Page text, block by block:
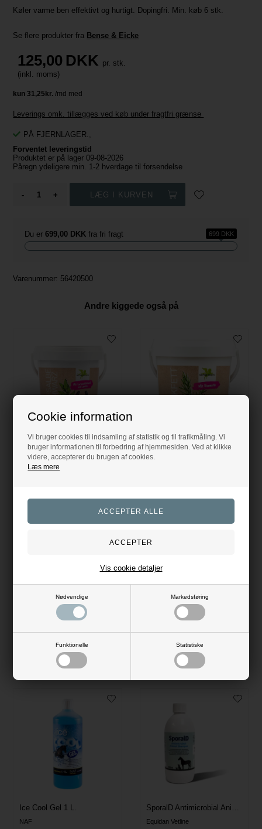
Cookie information
Vi bruger cookies til indsamling af statistik og til trafikmåling. Vi
bruger informationen til forbedring af hjemmesiden. Ved at klikke
videre, accepterer du brugen af cookies.
Læs mere
Nødvendige Markedsføring
Funktionelle Statistiske
Vis cookie detaljer
Køler varme ben effektivt og hurtigt. Dopingfri. Min. køb 6 stk.
Se flere produkter fra Bense & Eicke
125,00 DKK pr. stk.
(inkl. moms)
Leverings omk. tillægges ved køb under fragtfri grænse
PÅ FJERNLAGER. ,
Forventet leveringstid
Produktet er på lager 09-08-2026
Påregn ydeligere min. 1-2 hverdage til forsendelse
- +
Du er699,00 DKK fra fri fragt 699 DKK
Varenummer: 56420500
Andre kiggede også på
Hovfedt - Black - 500 ml
Bense & Eicke
Evt. leverings omk. tilægges
Eldorado
Evt. leverings omk. tilægges
Køler varme ben effektivt og hurtigt. Dopingfri. Min. køb 6
Ice Cool Gel 1 L.
NAF Equidan Vetline